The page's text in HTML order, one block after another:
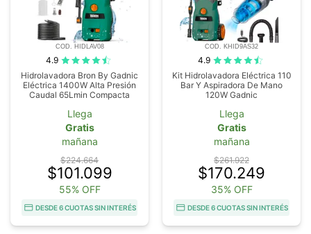
COD. HIDLAV08
4.9
Hidrolavadora Bron By Gadnic
Eléctrica 1400W Alta Presión
Caudal 65Lmin Compacta
Llega
Gratis
mañana
$224.664
$101.099
55% OFF
DESDE 6 CUOTAS SIN INTERÉS
COD. KHID9AS32
4.9
Kit Hidrolavadora Eléctrica 110
Bar Y Aspiradora De Mano
120W Gadnic
Llega
Gratis
mañana
$261.922
$170.249
35% OFF
DESDE 6 CUOTAS SIN INTERÉS